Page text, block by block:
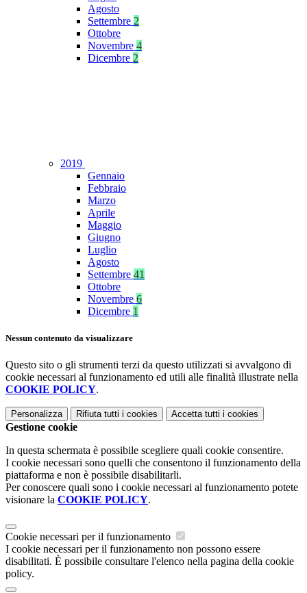
Agosto
Settembre 2
Ottobre
Novembre 4
Dicembre 2
2019
Gennaio
Febbraio
Marzo
Aprile
Maggio
Giugno
Luglio
Agosto
Settembre 41
Ottobre
Novembre 6
Dicembre 1
Nessun contenuto da visualizzare
Questo sito o gli strumenti terzi da questo utilizzati si avvalgono di
cookie necessari al funzionamento ed utili alle finalità illustrate nella
COOKIE POLICY.
Personalizza Rifiuta tutti i cookies Accetta tutti i cookies
Gestione cookie
In questa schermata è possibile scegliere quali cookie consentire.
I cookie necessari sono quelli che consentono il funzionamento della
piattaforma e non è possibile disabilitarli.
Per conoscere quali sono i cookie necessari al funzionamento potete
visionare la COOKIE POLICY.
Cookie necessari per il funzionamento
I cookie necessari per il funzionamento non possono essere
disabilitati. È possibile consultare l'elenco nella pagina della cookie
policy.